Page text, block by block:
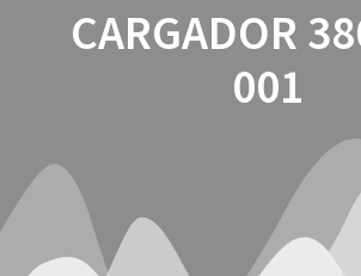
CARGADOR
001